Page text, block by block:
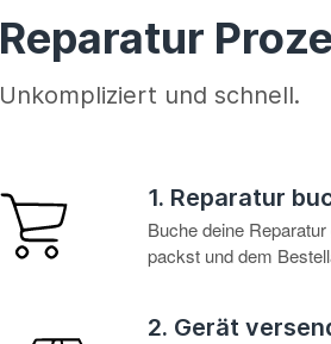
Reparatur
Unkompliziert und schnell.
1. Reparatur
Buche deine
packst und dem
2. Gerät